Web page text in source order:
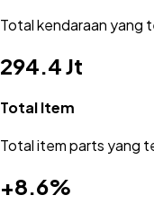
Total kendaraan yang
294.4 Jt
Total Item
Total item parts yang
+8.6%